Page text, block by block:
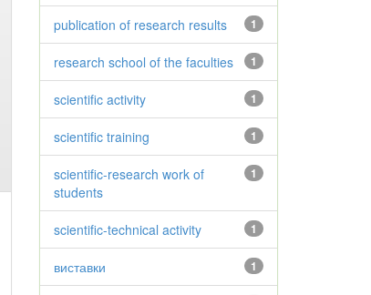
1
publication of research results
1
research school of the faculties
1
scientific activity
1
scientific training
1
scientific-research work of
students
1
scientific-technical activity
1
виставки